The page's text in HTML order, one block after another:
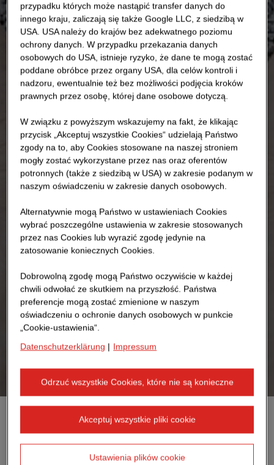
przypadku których może nastąpić transfer danych do
innego kraju, zaliczają się także Google LLC, z siedzibą w
USA. USA należy do krajów bez adekwatnego poziomu
ochrony danych. W przypadku przekazania danych
osobowych do USA, istnieje ryzyko, że dane te mogą zostać
poddane obróbce przez organy USA, dla celów kontroli i
nadzoru, ewentualnie też bez możliwości podjęcia kroków
prawnych przez osobę, której dane osobowe dotyczą.
W związku z powyższym wskazujemy na fakt, że klikając
przycisk „Akceptuj wszystkie Cookies“ udzielają Państwo
zgody na to, aby Cookies stosowane na naszej stroniem
mogły zostać wykorzystane przez nas oraz oferentów
potronnych (także z siedzibą w USA) w zakresie podanym w
naszym oświadczeniu w zakresie danych osobowych.
Alternatywnie mogą Państwo w ustawieniach Cookies
wybrać poszczególne ustawienia w zakresie stosowanych
przez nas Cookies lub wyrazić zgodę jedynie na
zatosowanie koniecznych Cookies.
Dobrowolną zgodę mogą Państwo oczywiście w każdej
chwili odwołać ze skutkiem na przyszłość. Państwa
preferencje mogą zostać zmienione w naszym
oświadczeniu o ochronie danych osobowych w punkcie
„Cookie-ustawienia“.
Datenschutzerklärung | Impressum
Odrzuć wszystkie Cookies, które nie są konieczne
Akceptuj wszystkie pliki cookie
Ustawienia plików cookie